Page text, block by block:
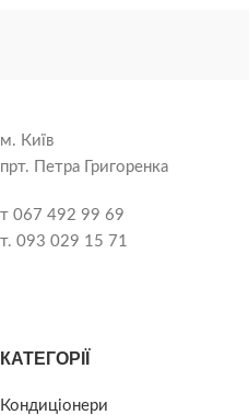
м. Київ
прт. Петра Григоренка
т 067 492 99 69
т. 093 029 15 71
КАТЕГОРІЇ
Кондиціонери